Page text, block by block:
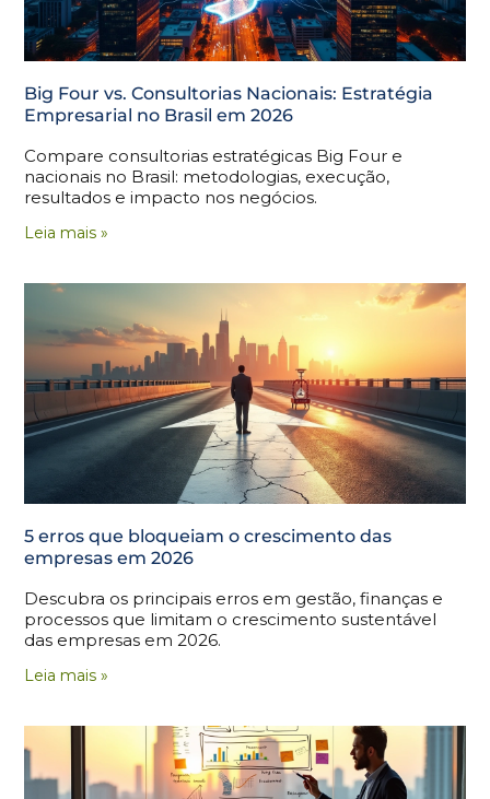
Big Four vs. Consultorias Nacionais: Estratégia
Empresarial no Brasil em 2026
Compare consultorias estratégicas Big Four e
nacionais no Brasil: metodologias, execução,
resultados e impacto nos negócios.
Leia mais »
5 erros que bloqueiam o crescimento das
empresas em 2026
Descubra os principais erros em gestão, finanças e
processos que limitam o crescimento sustentável
das empresas em 2026.
Leia mais »